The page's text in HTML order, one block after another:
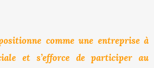
comme une entreprise à
et s’efforce de participer au